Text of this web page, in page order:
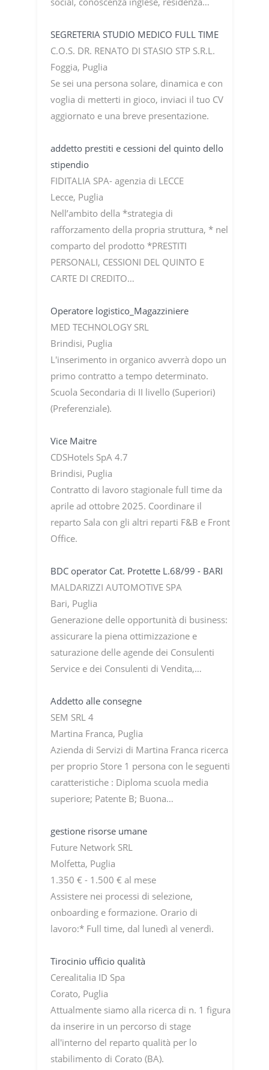
SEGRETERIA STUDIO MEDICO FULL TIME
C.O.S. DR. RENATO DI STASIO STP S.R.L.
Foggia, Puglia
Se sei una persona solare, dinamica e con
voglia di metterti in gioco, inviaci il tuo CV
aggiornato e una breve presentazione.
addetto prestiti e cessioni del quinto dello
stipendio
FIDITALIA SPA- agenzia di LECCE
Lecce, Puglia
Nell’ambito della *strategia di
rafforzamento della propria struttura, * nel
comparto del prodotto *PRESTITI
PERSONALI, CESSIONI DEL QUINTO E
CARTE DI CREDITO…
Operatore logistico_Magazziniere
MED TECHNOLOGY SRL
Brindisi, Puglia
L'inserimento in organico avverrà dopo un
primo contratto a tempo determinato.
Scuola Secondaria di II livello (Superiori)
(Preferenziale).
Vice Maitre
CDSHotels SpA 4.7
Brindisi, Puglia
Contratto di lavoro stagionale full time da
aprile ad ottobre 2025. Coordinare il
reparto Sala con gli altri reparti F&B e Front
Office.
BDC operator Cat. Protette L.68/99 - BARI
MALDARIZZI AUTOMOTIVE SPA
Bari, Puglia
Generazione delle opportunità di business:
assicurare la piena ottimizzazione e
saturazione delle agende dei Consulenti
Service e dei Consulenti di Vendita,…
Addetto alle consegne
SEM SRL 4
Martina Franca, Puglia
Azienda di Servizi di Martina Franca ricerca
per proprio Store 1 persona con le seguenti
caratteristiche : Diploma scuola media
superiore; Patente B; Buona…
gestione risorse umane
Future Network SRL
Molfetta, Puglia
1.350 € - 1.500 € al mese
Assistere nei processi di selezione,
onboarding e formazione. Orario di
lavoro:* Full time, dal lunedì al venerdì.
Tirocinio ufficio qualità
Cerealitalia ID Spa
Corato, Puglia
Attualmente siamo alla ricerca di n. 1 figura
da inserire in un percorso di stage
all'interno del reparto qualità per lo
stabilimento di Corato (BA).